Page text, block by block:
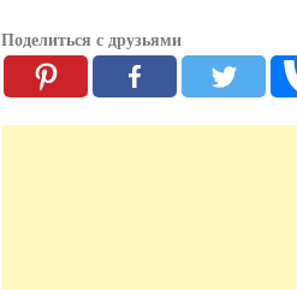
Поделиться с друзьями